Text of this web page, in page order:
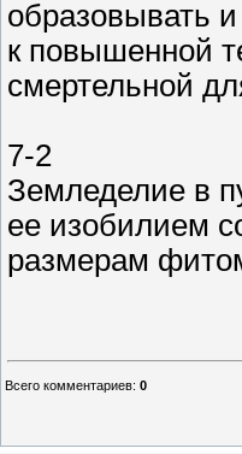
образовывать
к повышенной
смертельной
7-2
Земледелие в
ее изобилием
размерам
Всего комментариев: 0